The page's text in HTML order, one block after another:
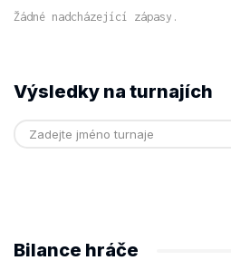
Žádné nadcházející zápasy.
Výsledky na turnajích
Bilance hráče